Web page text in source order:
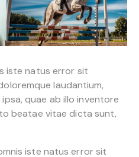
iste natus error sit
laudantium,
quae ab illo inventore
beatae vitae dicta sunt,
iste natus error sit